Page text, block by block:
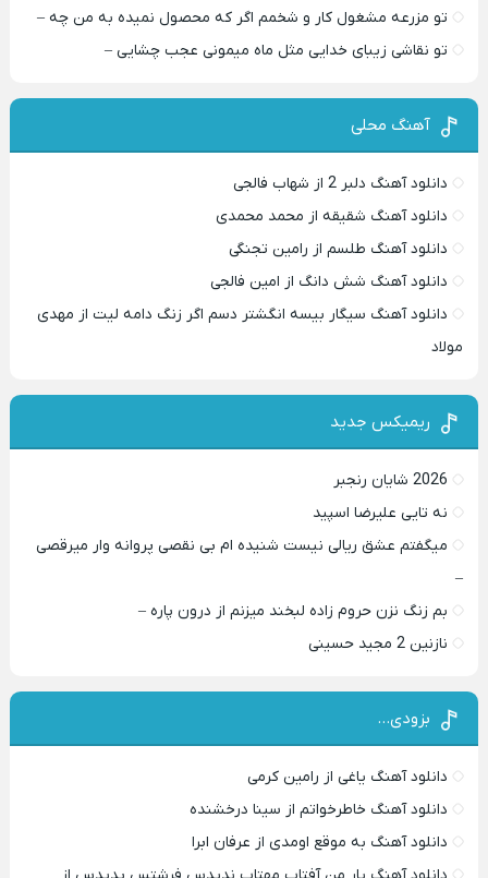
تو مزرعه مشغول کار و شخمم اگر که محصول نمیده به من چه –
تو نقاشی زیبای خدایی مثل ماه میمونی عجب چشایی –
آهنگ محلی
دانلود آهنگ دلبر 2 از شهاب فالجی
دانلود آهنگ شقیقه از محمد محمدی
دانلود آهنگ طلسم از رامین تجنگی
دانلود آهنگ شش دانگ از امین فالجی
دانلود آهنگ سیگار بیسه انگشتر دسم اگر زنگ دامه لیت از مهدی
مولاد
ریمیکس جدید
2026 شایان رنجبر
نه تایی علیرضا اسپید
میگفتم عشق ریالی نیست شنیده ام بی نقصی پروانه وار میرقصی
–
بم زنگ نزن حروم زاده لبخند میزنم از درون پاره –
نازنین 2 مجید حسینی
بزودی…
دانلود آهنگ یاغی از رامین کرمی
دانلود آهنگ خاطرخواتم از سینا درخشنده
دانلود آهنگ به موقع اومدی از عرفان ابرا